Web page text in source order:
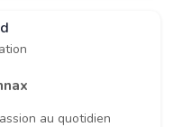
au quotidien